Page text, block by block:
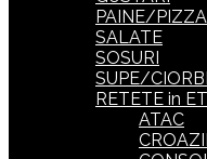
PAINE/
SALATE
SOSURI
SUPE/
RETETE in
ATAC